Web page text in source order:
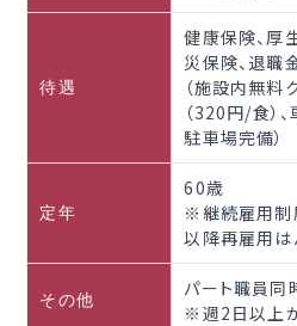
待遇
健康保険、厚
災保険、退職
（施設内無料
（320円/食）
駐車場完備）
定年
60歳
※継続雇用制
以降再雇用は
その他
パート職員同
※週2日以上